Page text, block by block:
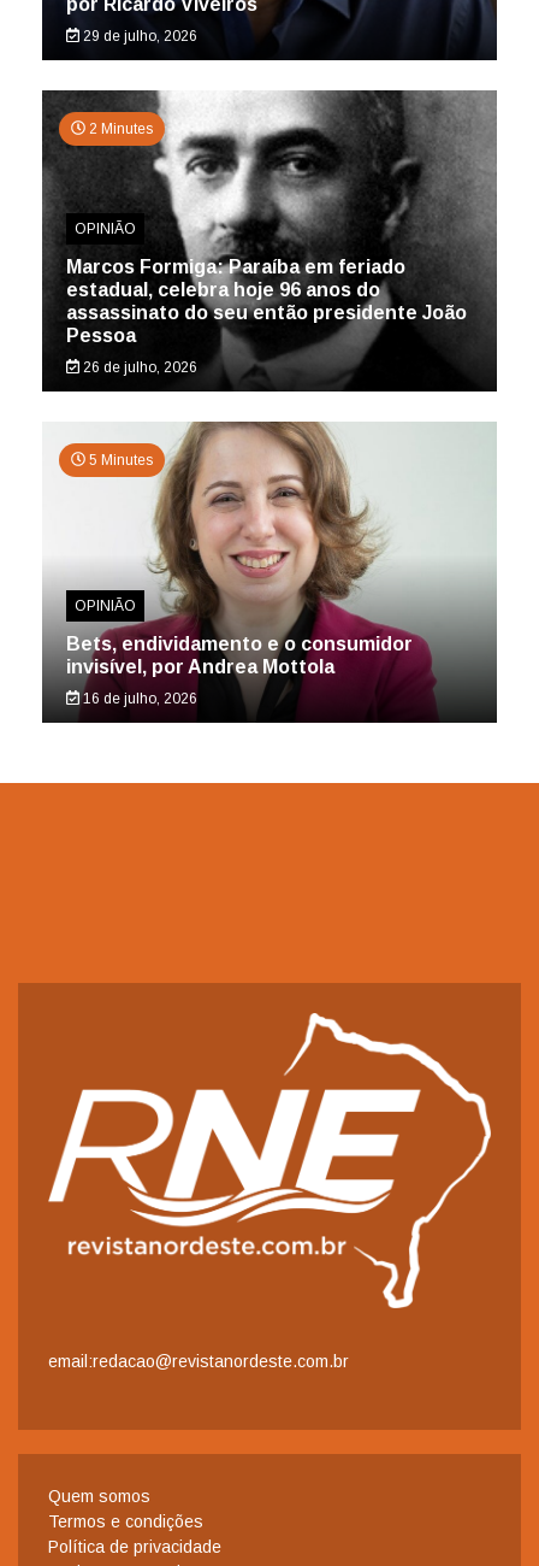
29 de julho, 2026
2 Minutes
OPINIÃO
Marcos Formiga: Paraíba em feriado
estadual, celebra hoje 96 anos do
assassinato do seu então presidente João
Pessoa
26 de julho, 2026
5 Minutes
OPINIÃO
Bets, endividamento e o consumidor
invisível, por Andrea Mottola
16 de julho, 2026
email:redacao@revistanordeste.com.br
Quem somos
Termos e condições
Política de privacidade